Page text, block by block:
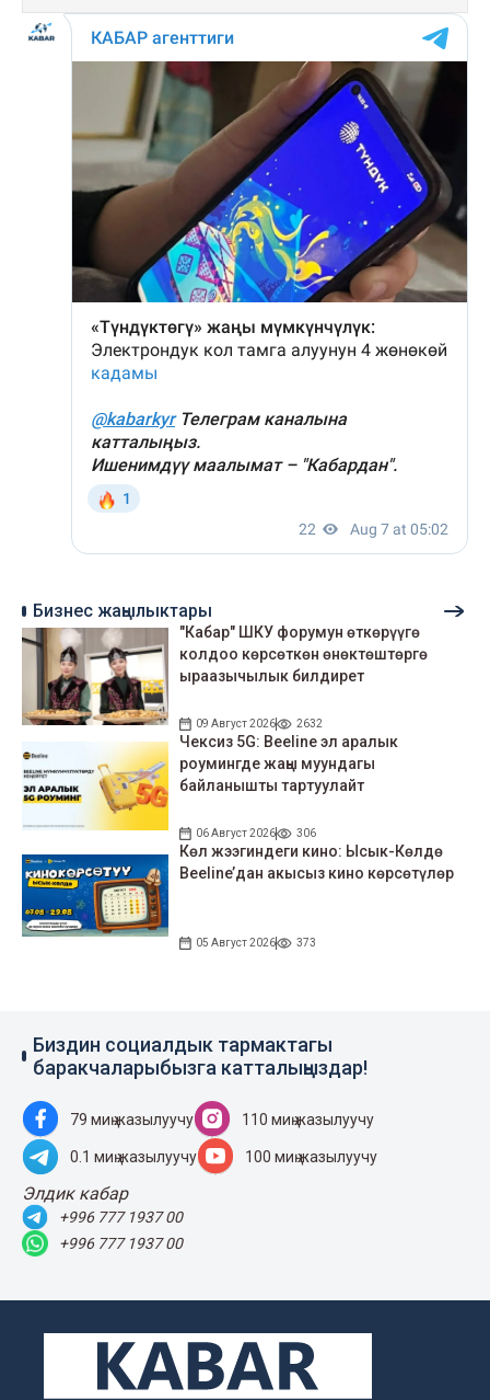
Бизнес жаңылыктары
"Кабар" ШКУ форумун өткөрүүгө
колдоо көрсөткөн өнөктөштөргө
ыраазычылык билдирет
09 Август 2026 2632
Чексиз 5G: Beeline эл аралык
роумингде жаңы муундагы
байланышты тартуулайт
06 Август 2026 306
Көл жээгиндеги кино: Ысык-Көлдө
Beeline’дан акысыз кино көрсөтүлөр
05 Август 2026 373
Биздин социалдык тармактагы
баракчаларыбызга катталыңыздар!
79 миң жазылуучу 110 миң жазылуучу
0.1 миң жазылуучу 100 миң жазылуучу
Элдик кабар
+996 777 1937 00
+996 777 1937 00